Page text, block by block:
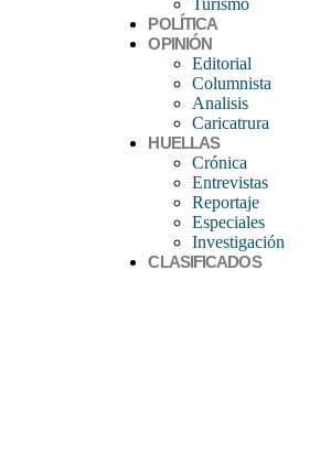
POLÍTICA
OPINIÓN
Editorial
Columnista
Analisis
Caricatrura
HUELLAS
Crónica
Entrevistas
Reportaje
Especiales
Investigación
CLASIFICADOS